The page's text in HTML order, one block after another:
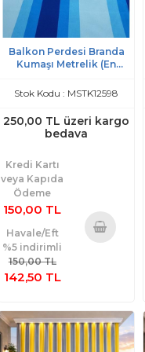
Balkon Perdesi Branda
Kumaşı Metrelik (En
Stok Kodu : MSTK12598
250,00 TL üzeri kargo
bedava
Kredi Kartı
veya Kapıda
Ödeme
150,00 TL
Havale/Eft
%5 indirimli
150,00 TL
142,50 TL